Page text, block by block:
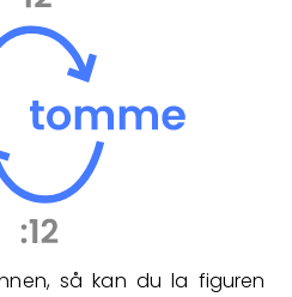
så kan du la figuren